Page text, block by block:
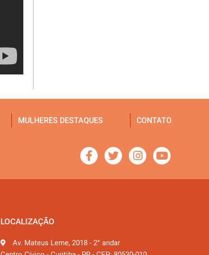
MULHERES DESTAQUES CONTATO
LOCALIZAÇÃO
Av. Mateus Leme, 2018 - 2° andar